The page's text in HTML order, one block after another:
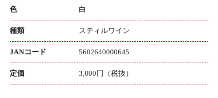
色 白
種類 スティルワイン
JANコード 5602640000645
定価 3,000円（税抜）